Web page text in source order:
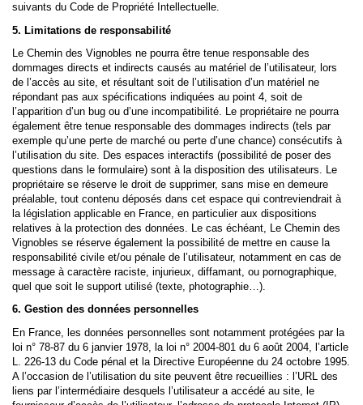
suivants du Code de Propriété Intellectuelle.
5. Limitations de responsabilité
Le Chemin des Vignobles ne pourra être tenue responsable des
dommages directs et indirects causés au matériel de l’utilisateur, lors
de l’accès au site, et résultant soit de l’utilisation d’un matériel ne
répondant pas aux spécifications indiquées au point 4, soit de
l’apparition d’un bug ou d’une incompatibilité. Le propriétaire ne pourra
également être tenue responsable des dommages indirects (tels par
exemple qu’une perte de marché ou perte d’une chance) consécutifs à
l’utilisation du site. Des espaces interactifs (possibilité de poser des
questions dans le formulaire) sont à la disposition des utilisateurs. Le
propriétaire se réserve le droit de supprimer, sans mise en demeure
préalable, tout contenu déposés dans cet espace qui contreviendrait à
la législation applicable en France, en particulier aux dispositions
relatives à la protection des données. Le cas échéant, Le Chemin des
Vignobles se réserve également la possibilité de mettre en cause la
responsabilité civile et/ou pénale de l’utilisateur, notamment en cas de
message à caractère raciste, injurieux, diffamant, ou pornographique,
quel que soit le support utilisé (texte, photographie…).
6. Gestion des données personnelles
En France, les données personnelles sont notamment protégées par la
loi n° 78-87 du 6 janvier 1978, la loi n° 2004-801 du 6 août 2004, l’article
L. 226-13 du Code pénal et la Directive Européenne du 24 octobre 1995.
A l’occasion de l’utilisation du site peuvent être recueillies : l’URL des
liens par l’intermédiaire desquels l’utilisateur a accédé au site, le